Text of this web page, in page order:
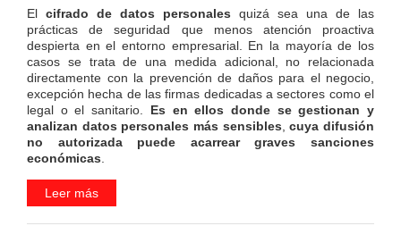
El cifrado de datos personales quizá sea una de las
prácticas de seguridad que menos atención proactiva
despierta en el entorno empresarial. En la mayoría de los
casos se trata de una medida adicional, no relacionada
directamente con la prevención de daños para el negocio,
excepción hecha de las firmas dedicadas a sectores como el
legal o el sanitario. Es en ellos donde se gestionan y
analizan datos personales más sensibles ,cuya difusión
no autorizada puede acarrear graves sanciones
económicas
Leer más